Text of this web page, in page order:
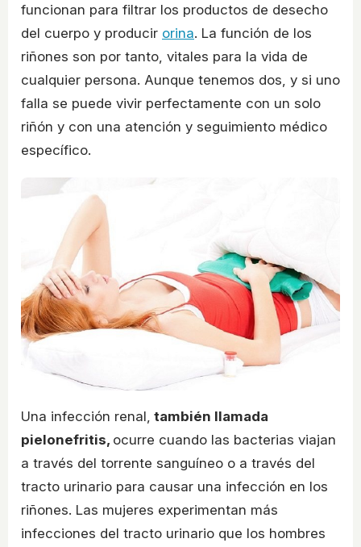
funcionan para filtrar los productos de desecho
del cuerpo y producir orina. La función de los
riñones son por tanto, vitales para la vida de
cualquier persona. Aunque tenemos dos, y si uno
falla se puede vivir perfectamente con un solo
riñón y con una atención y seguimiento médico
específico.
Una infección renal, también llamada
pielonefritis, ocurre cuando las bacterias viajan
a través del torrente sanguíneo o a través del
tracto urinario para causar una infección en los
riñones. Las mujeres experimentan más
infecciones del tracto urinario que los hombres